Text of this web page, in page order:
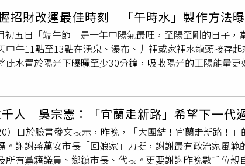
，如同拍掉身上的霉氣，趨吉避凶；若到陰氣較重的地方
此方法。五、「午時水」泡澡：「端午節」當天中午11點
水」（陰水：沒煮過的自來水或礦泉水，陽水：煮沸的熱
轉運。
。而之後《命運好好玩》節目除了棚內錄影，也將加入外
及當中參與演出的演員7LING。 小賴確定接下《命運好
招財改運最佳時刻 「午時水」製作方法曝
初五日「端午節」是一年中陽氣最旺，至陽至剛的日子，
中午11點至13點在湧泉、瀑布、井裡或家裡水龍頭接存
此水置於陽光下曝曬至少30分鐘，吸收陽光的正陽能量
處，很神奇的是至今仍沒
水」，趨吉避凶的效用會更好！ 以下是2026年五月初五
幣總金額168元或268元加「午時水」及鹽巴少許，煮沸
或辦公室的「財位」（大門斜對角角落，藏風聚氣的地方
意外、血光、官訟，宜靜不可動，動之必有凶禍，不可
動工、裝修，則要拜「地基主」，以免太歲頭上動土，帶
，葫蘆必須要有瓶蓋及瓶口才有效。2026年「瘟神」在
人 吳宗憲：「宜蘭走新路」希望下一代
）日於臉書發文表示，昨晚，「大團結！宜蘭走新路！
。謝謝蔣萬安市長「回娘家」力挺，謝謝最有政治家風
所有黨籍議員、鄉鎮市長、代表。更要謝謝昨晚數千位親